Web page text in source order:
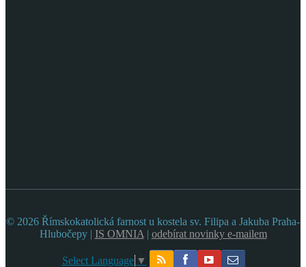
© 2026 Římskokatolická farnost u kostela sv. Filipa a Jakuba Praha-
Hlubočepy | IS OMNIA | odebírat novinky e-mailem
Select Language ▼